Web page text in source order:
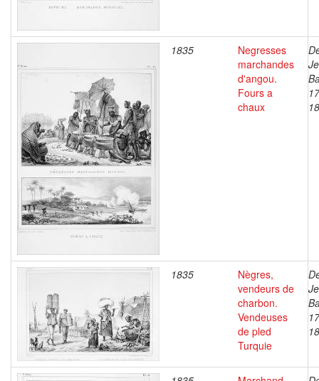
1835
Negresses
marchandes
d'angou.
Fours a
chaux
1835
Nègres,
vendeurs de
charbon.
Vendeuses
de pled
Turquie